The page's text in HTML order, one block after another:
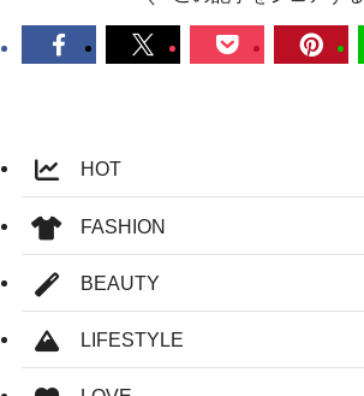
HOT
FASHION
BEAUTY
LIFESTYLE